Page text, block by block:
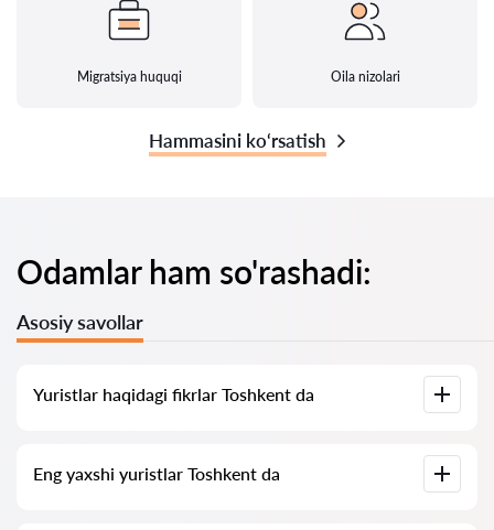
Migratsiya huquqi Oila nizolari
Hammasini ko‘rsatish
Odamlar ham so'rashadi:
Asosiy savollar
Yuristlar haqidagi fikrlar Toshkent da
to‘plangan, biz salbiy fikrlarni o‘chirmaymiz va baholarni sun’iy
oshirish imkoniyati yo‘q.
Eng yaxshi yuristlar Toshkent da